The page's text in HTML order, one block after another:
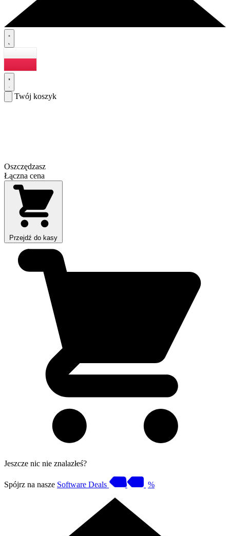
Twój koszyk
Oszczędzasz
Łączna cena
Przejdź do kasy
Jeszcze nic nie znalazłeś?
Spójrz na nasze Software Deals %